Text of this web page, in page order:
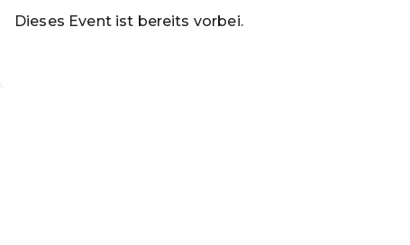
Dieses Event ist bereits vorbei.